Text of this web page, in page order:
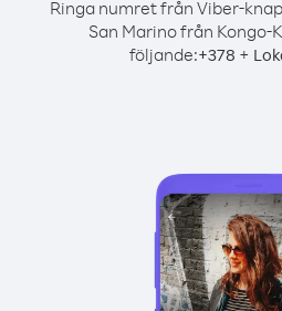
Ringa numret från Viber-
San Marino från Kongo-
följande:+378 +